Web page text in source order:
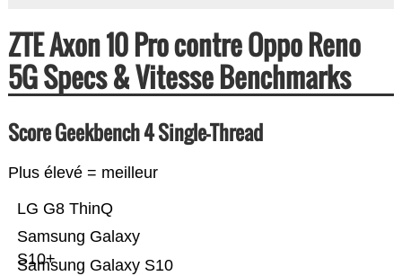
ZTE Axon 10 Pro contre Oppo Reno
5G Specs & Vitesse Benchmarks
Score Geekbench 4 Single-Thread
Plus élevé = meilleur
Samsung Galaxy S10
Samsung Galaxy
S10+
LG G8 ThinQ